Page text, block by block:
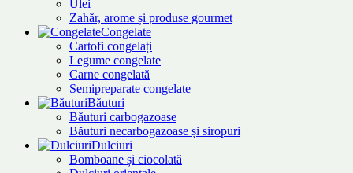
Ulei
Zahăr, arome și produse gourmet
Congelate
Cartofi congelați
Legume congelate
Carne congelată
Semipreparate congelate
Băuturi
Băuturi carbogazoase
Băuturi necarbogazoase și siropuri
Dulciuri
Bomboane și ciocolată